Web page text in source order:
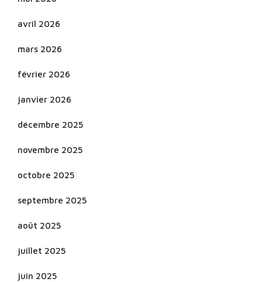
avril 2026
mars 2026
février 2026
janvier 2026
décembre 2025
novembre 2025
octobre 2025
septembre 2025
août 2025
juillet 2025
juin 2025